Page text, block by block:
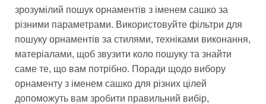
зрозумілий пошук орнаментів з іменем сашко за
різними параметрами. Використовуйте фільтри для
пошуку орнаментів за стилями, техніками виконання,
матеріалами, щоб звузити коло пошуку та знайти
саме те, що вам потрібно. Поради щодо вибору
орнаменту з іменем сашко для різних цілей
допоможуть вам зробити правильний вибір,